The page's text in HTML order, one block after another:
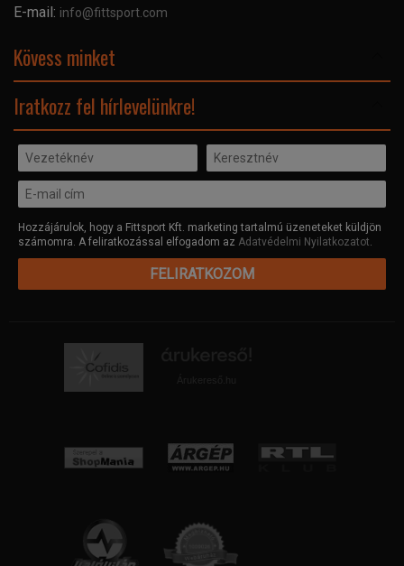
Adatvédelmi nyilatkozat
E-mail: info@fittsport.com
Kövess minket
Iratkozz fel hírlevelünkre!
Hozzájárulok, hogy a Fittsport Kft. marketing tartalmú üzeneteket küldjön
számomra. A feliratkozással elfogadom az Adatvédelmi Nyilatkozatot.
FELIRATKOZOM